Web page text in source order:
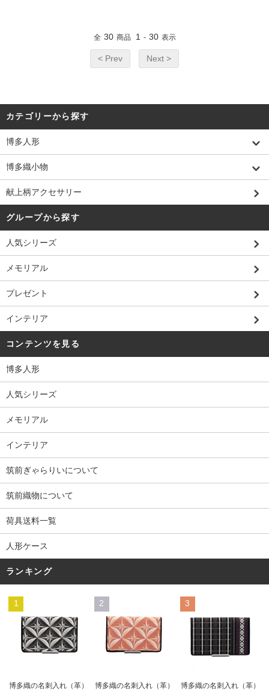
全 30 商品 1 - 30 表示
< Prev Next >
カテゴリーから探す
博多人形
博多織小物
献上柄アクセサリー
グループから探す
人気シリーズ
メモリアル
プレゼント
インテリア
コンテンツを見る
博多人形
人気シリーズ
メモリアル
インテリア
筑前ぎゃらりいについて
筑前織物について
荷具送料一覧
人形ケース
ランキング
1
博多織の名刺入れ（革）
2
博多織の名刺入れ（革）
3
博多織の名刺入れ（革）